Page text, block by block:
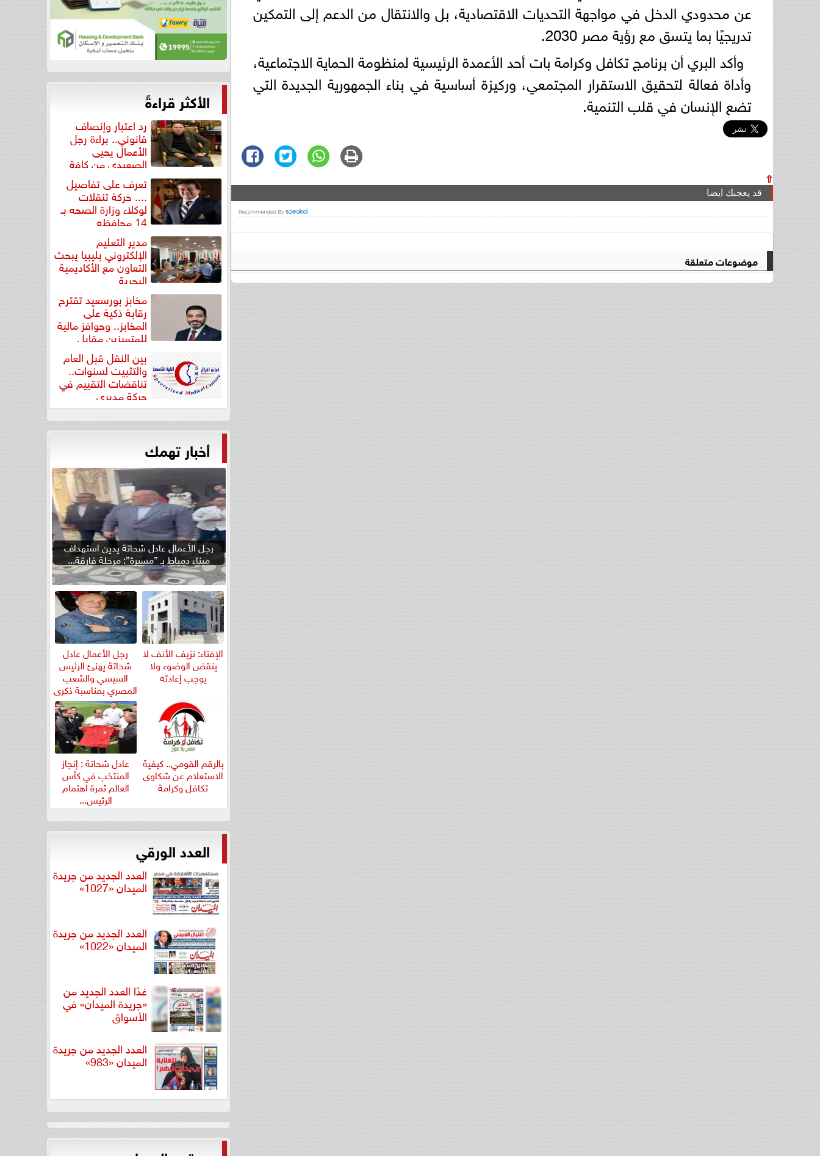
عن محدودي الدخل في مواجهة التحديات الاقتصادية، بل والانتقال من الدعم إلى التمكين
تدريجيًا بما يتسق مع رؤية مصر 2030.
وأكد البري أن برنامج تكافل وكرامة بات أحد الأعمدة الرئيسية لمنظومة الحماية الاجتماعية،
وأداة فعالة لتحقيق الاستقرار المجتمعي، وركيزة أساسية في بناء الجمهورية الجديدة التي
تضع الإنسان في قلب التنمية.
⇧
قد يعجبك ايضا
موضوعات متعلقة
الأكثر قراءةً
رد اعتبار وإنصاف
قانوني.. براءة رجل
الأعمال يحيى
الصعيدي من كافة
التهم... تعرف على تفاصيل
.... حركة تنقلات
لوكلاء وزارة الصحه بـ
14 محافظه
مدير التعليم
الإلكتروني بليبيا يبحث
التعاون مع الأكاديمية
البحرية
مخابز بورسعيد تقترح
رقابة ذكية على
المخابز.. وحوافز مالية
للمتميزين مقابل
بين النقل قبل العام
والتثبيت لسنوات..
تناقضات التقييم في
حركة مديري
”مستشفيات...
أخبار تهمك
رجل الأعمال عادل شحاتة يدين استهداف
ميناء دمياط بـ ”مسيرة”: مرحلة فارقة...
الإفتاء: نزيف الأنف لا
ينقض الوضوء ولا
يوجب إعادته
رجل الأعمال عادل
شحاتة يهنئ الرئيس
السيسي والشعب
المصري بمناسبة ذكرى
ثورة...
بالرقم القومي.. كيفية
الاستعلام عن شكاوى
تكافل وكرامة
عادل شحاتة : إنجاز
المنتخب في كأس
العالم ثمرة اهتمام
الرئيس...
العدد الورقي
العدد الجديد من جريدة
الميدان «1027»
العدد الجديد من جريدة
الميدان «1022»
غدًا العدد الجديد من
«جريدة الميدان» في
الأسواق
العدد الجديد من جريدة
الميدان «983»